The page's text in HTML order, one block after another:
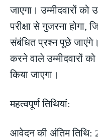
जाएगा। उम्मीदवारों
परीक्षा से गुजरना होगा,
संबंधित प्रश्न पूछे
करने वाले उम्मीदवारों
किया जाएगा।
महत्वपूर्ण तिथियां:
आवेदन की अंतिम तिथि: